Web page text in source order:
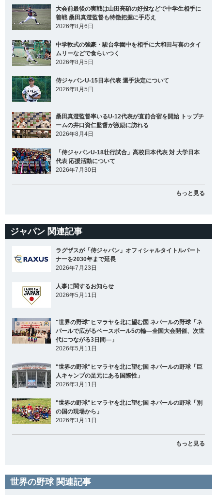
大会前最後の実戦は山田亮碩の好投などで中学生相手に
善戦 桑田真澄監督も特徴把握に手応え
2026年8月6日
中学軟式の強豪・駿台学園中を相手に大和田与喜のタイ
ムリーなどで食らいつく
2026年8月5日
侍ジャパンU-15日本代表 選手決定について
2026年8月5日
桑田真澄監督率いるU-12代表が直前合宿を開始 トップチ
ームの井口資仁監督が激励に訪れる
2026年8月4日
「侍ジャパンU-18壮行試合」高校日本代表 対 大学日本
代表 応援活動について
2026年7月30日
もっと見る
ジャパン 関連記事
ラグザスが「侍ジャパン」オフィシャルタイトルパート
ナーを2030年まで延長
2026年7月23日
人事に関するお知らせ
2026年5月11日
"世界の野球"ヒマラヤを北に望む国 ネパールの野球「ネ
パールで広がるベースボール5の輪―全国大会開催、次世
代につながる3日間―」
2026年5月11日
"世界の野球"ヒマラヤを北に望む国 ネパールの野球「巨
人キャンプの足元にある国際性」
2026年3月11日
"世界の野球"ヒマラヤを北に望む国 ネパールの野球「別
の国の現場から」
2026年3月11日
もっと見る
世界の野球 関連記事